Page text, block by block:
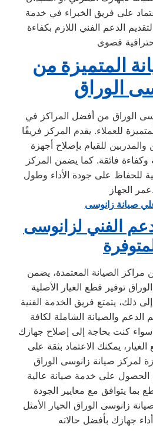
على فريق الخبراء في خدمة
الدعم الفني اللازم بكفاءة
المتميزة من
الوراق
الوراق من أفضل المراكز في
للعملاء. يقدم المركز فريقًا
والمدربين للقيام بإصلاح أجهزة
فائقة. كما يضمن المركز
للحفاظ على جودة الأداء وطول
عمر الجهاز.
صيانة زانوسى
الفني لزانوسى
الصيانة المعتمدة، يضمن
توفير قطع الغيار الأصلية
ذلك، يتمتع فريق الخدمة الفنية
الدعم والصيانة الشاملة لكافة
كنت بحاجة إلى إصلاح جهازك
يمكنك الاعتماد بثقة على
الحصول على خدمة صيانة عالية
بما يتوافق مع معايير الجودة
زانوسى الوراق الخيار الأمثل